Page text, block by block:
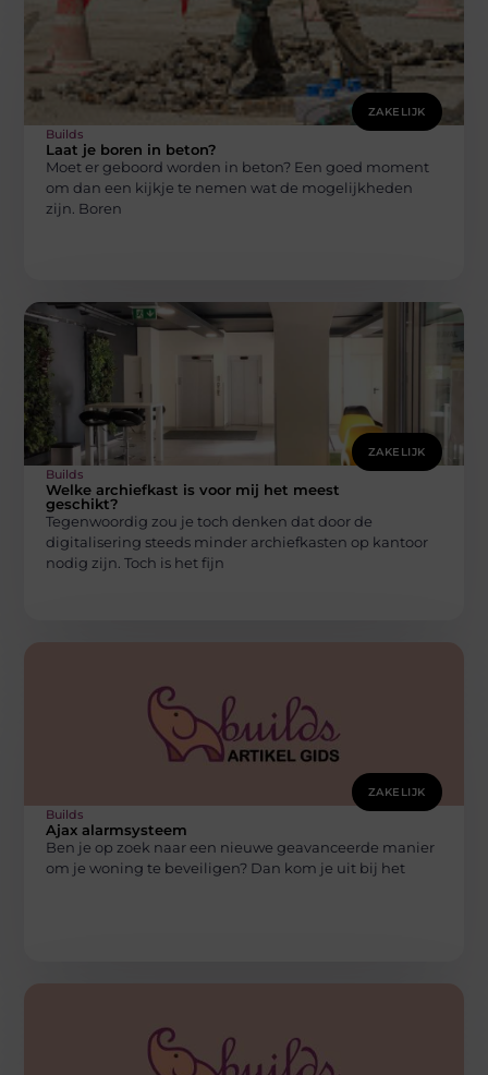
ZAKELIJK
Builds
Laat je boren in beton?
Moet er geboord worden in beton? Een goed moment
om dan een kijkje te nemen wat de mogelijkheden
zijn. Boren
ZAKELIJK
Builds
Welke archiefkast is voor mij het meest
geschikt?
Tegenwoordig zou je toch denken dat door de
digitalisering steeds minder archiefkasten op kantoor
nodig zijn. Toch is het fijn
ZAKELIJK
Builds
Ajax alarmsysteem
Ben je op zoek naar een nieuwe geavanceerde manier
om je woning te beveiligen? Dan kom je uit bij het